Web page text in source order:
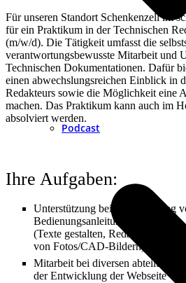
Podcast
Für unseren Standort Schenkenzell im
für ein Praktikum in der Technischen
(m/w/d). Die Tätigkeit umfasst die
verantwortungsbewusste Mitarbeit und
Technischen Dokumentationen. Dafür
einen abwechslungsreichen Einblick in
Redakteurs sowie die Möglichkeit eine
machen. Das Praktikum kann auch im
absolviert werden.
Ihre Aufgaben:
Unterstützung bei der Erstellung
Bedienungsanleitungen
(Texte gestalten,
von Fotos/CAD-Bildern)
Mitarbeit bei diversen
der Entwicklung der Webseite